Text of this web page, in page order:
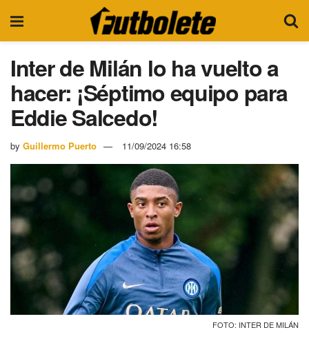
Inter de Milán lo ha vuelto a
hacer: ¡Séptimo equipo para
Eddie Salcedo!
by Guillermo Puerto 11/09/2024 16:58
FOTO: INTER DE MILÁN